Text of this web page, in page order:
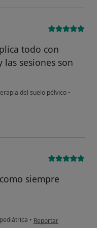
todo con
sesiones son
del suelo pélvico •
siempre
• en opinión del
Reportar